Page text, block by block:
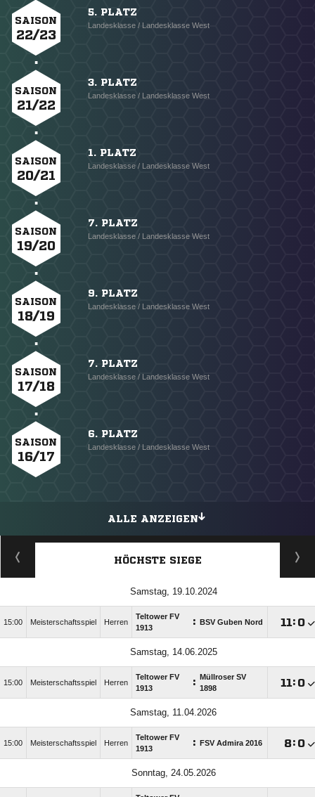
SAISON
22/23
5. PLATZ
Landesklasse / Landesklasse West
SAISON
21/22
3. PLATZ
Landesklasse / Landesklasse West
SAISON
20/21
1. PLATZ
Landesklasse / Landesklasse West
SAISON
19/20
7. PLATZ
Landesklasse / Landesklasse West
SAISON
18/19
9. PLATZ
Landesklasse / Landesklasse West
SAISON
17/18
7. PLATZ
Landesklasse / Landesklasse West
SAISON
16/17
6. PLATZ
Landesklasse / Landesklasse West
ALLE ANZEIGEN
HÖCHSTE SIEGE
Samstag, 19.10.2024
15:00 Meisterschaftsspiel Herren
Teltower FV
1913
: BSV Guben Nord : 
Samstag, 14.06.2025
15:00 Meisterschaftsspiel Herren
Teltower FV
1913
:
Müllroser SV
1898
: 
Samstag, 11.04.2026
15:00 Meisterschaftsspiel Herren
Teltower FV
1913
: FSV Admira 2016 : 
Sonntag, 24.05.2026